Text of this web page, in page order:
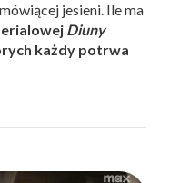
jesieni. Ile ma
Diuny
każdy potrwa